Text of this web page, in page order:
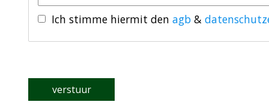
Ich stimme hiermit den agb &
verstuur